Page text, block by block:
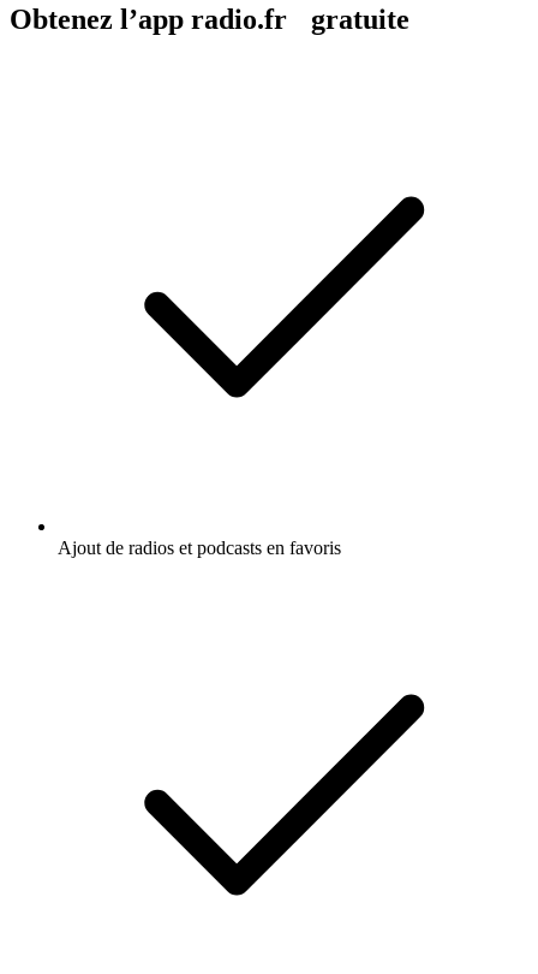
Obtenez l’app radio.fr gratuite
Ajout de radios et podcasts en favoris